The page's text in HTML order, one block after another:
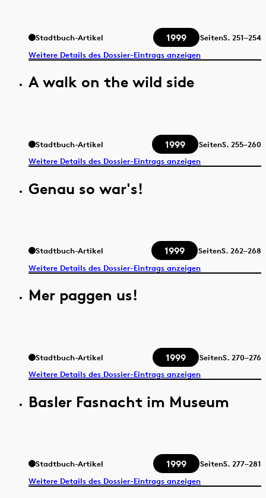
Stadtbuch-Artikel 1999 SeitenS. 251–254
Weitere Details des Dossier-Eintrags anzeigen
A walk on the wild side
Stadtbuch-Artikel 1999 SeitenS. 255–260
Weitere Details des Dossier-Eintrags anzeigen
Genau so war's!
Stadtbuch-Artikel 1999 SeitenS. 262–268
Weitere Details des Dossier-Eintrags anzeigen
Mer paggen us!
Stadtbuch-Artikel 1999 SeitenS. 270–276
Weitere Details des Dossier-Eintrags anzeigen
Basler Fasnacht im Museum
Stadtbuch-Artikel 1999 SeitenS. 277–281
Weitere Details des Dossier-Eintrags anzeigen